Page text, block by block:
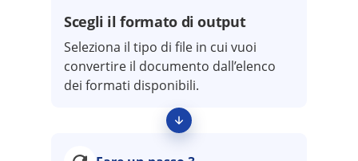
Scegli il formato di output
Seleziona il tipo di file in cui vuoi
convertire il documento dall’elenco
dei formati disponibili.